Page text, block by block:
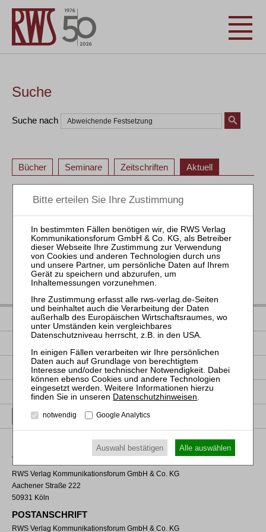
Suche
Suche nach
Bücher Seminare Zeitschriften Aktuell
2 3 4
IMPRESSUM
NUTZUNGSBESTIMMUNGEN/AGB
PRODUKTSICHERHEIT (GPSR)
VERTRAG WIDERRUFEN
VERLAGSADRESSE
RWS Verlag Kommunikationsforum GmbH & Co. KG
Aachener Straße 222
50931 Köln
POSTANSCHRIFT
RWS Verlag Kommunikationsforum GmbH & Co. KG
Datenschutzhinweisen
notwendig Google Analytics
Auswahl bestätigen Alle auswählen